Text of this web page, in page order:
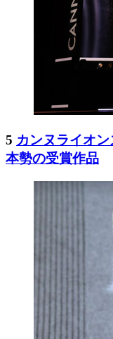
5 カンヌライオ
本勢の受賞作品